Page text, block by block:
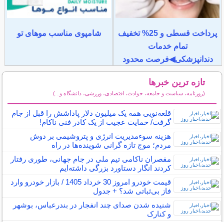
پرداخت قسطی و 25% تخفیف
تمام خدمات
دندانپزشکی◀فرصت محدود
شامپوی مناسب موهای تو
تازه ترین خبرها
(روزنامه، سیاست و جامعه، حوادث، اقتصادی، ورزشی، دانشگاه و...)
قلعه‌نویی همه یک میلیون دلار پاداشش را قبل از جام
گرفت/ حمایت عجیب از یک کادر فنی ناکام!
هزینه سوءمدیریت انرژی و پتروشیمی بر دوش
مردم؛ موج تازه گرانی شوینده‌ها در راه
مقصران ناکامی تیم ملی در جام جهانی، طوری رفتار
کردند انگار دستاورد بزرگی داشته‌ایم
قیمت خودرو امروز 30 خرداد 1405 / بازار خودرو وارد
فاز بی‌ثباتی شد؟ + جدول
شنیده شدن صدای چند انفجار در بندرعباس، بوشهر
و کنارک